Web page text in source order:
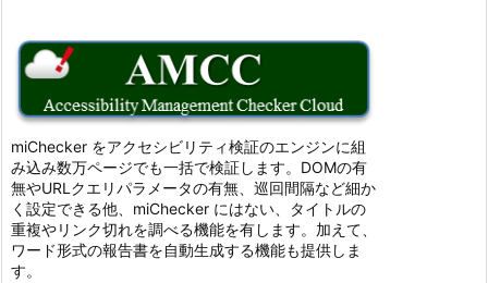
miChecker をアクセシビリティ検証のエンジンに組
み込み数万ページでも一括で検証します。DOMの有
無やURLクエリパラメータの有無、巡回間隔など細か
く設定できる他、miChecker にはない、タイトルの
重複やリンク切れを調べる機能を有します。加えて、
ワード形式の報告書を自動生成する機能も提供しま
す。